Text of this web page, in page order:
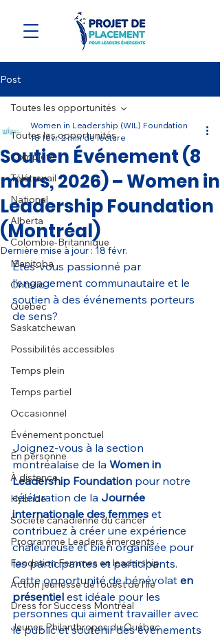
Post
Toutes les opportunités
Complète
Télétravail
National
Alberta
Colombie-Britannique
Manitoba
Ontario
Québec
Saskatchewan
Possibilités accessibles
Temps plein
Temps partiel
Occasionnel
Événement ponctuel
En personne
À distance
Hybride
Société canadienne du cancer
Programme Leaders émergents
Fondation Femmes en leadership
Action jeunesse de l'ouest de l'île
Dress for Success Montréal
Jeunes Philanthropes du Québec
Toutes les opportunités
Soutien Événement (8
mars, 2026) – Women in
Leadership Foundation
(Montréal)
Women in Leadership (WIL) Foundation
18 févr.2 min de lecture
Dernière mise à jour : 18 févr.
Êtes-vous passionné par
l’engagement communautaire et le
soutien à des événements porteurs
de sens?
Joignez-vous à la section
montréalaise de la Women in
Leadership Foundation pour notre
célébration de la Journée
internationale des femmes et
contribuez à créer une expérience
chaleureuse et bien organisée pour
les participantes et participants.
Cette opportunité de bénévolat en
présentiel est idéale pour les
personnes qui aiment travailler avec
le public et soutenir des événements